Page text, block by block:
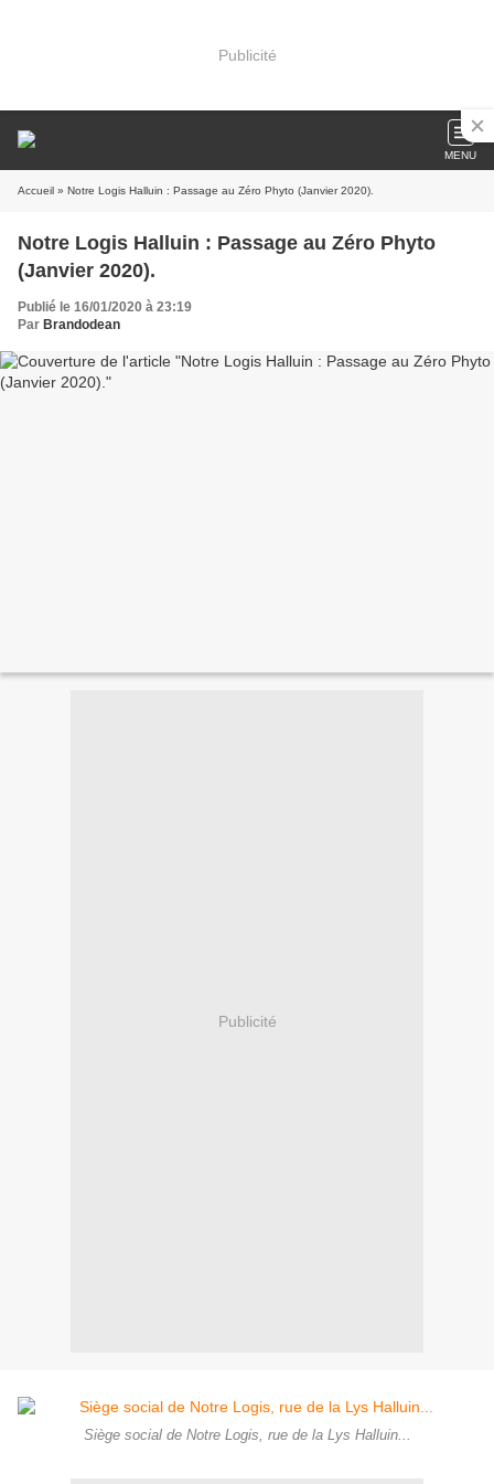
Publicité
MENU
Accueil » Notre Logis Halluin : Passage au Zéro Phyto (Janvier 2020).
Notre Logis Halluin : Passage au Zéro Phyto
(Janvier 2020).
Publié le 16/01/2020 à 23:19
Par Brandodean
Publicité
Siège social de Notre Logis, rue de la Lys Halluin...